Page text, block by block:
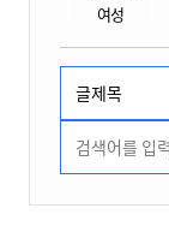
여성